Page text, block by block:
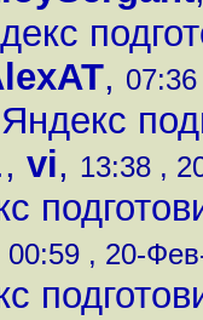
,
, vi, 13:38 ,
00:59 , 20-